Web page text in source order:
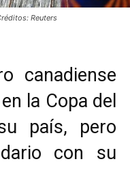
Reuters
canadiense
la Copa del
país, pero
con su